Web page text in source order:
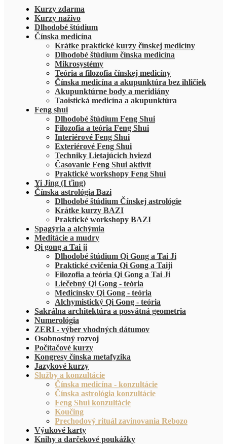
Kurzy zdarma
Kurzy naživo
Dlhodobé štúdium
Čínska medicína
Krátke praktické kurzy čínskej medicíny
Dlhodobé štúdium čínska medicína
Mikrosystémy
Teória a filozofia čínskej medicíny
Čínska medicína a akupunktúra bez ihličiek
Akupunktúrne body a meridiány
Taoistická medicína a akupunktúra
Feng shui
Dlhodobé štúdium Feng Shui
Filozofia a teória Feng Shui
Interiérové Feng Shui
Exteriérové Feng Shui
Techniky Lietajúcich hviezd
Časovanie Feng Shui aktivít
Praktické workshopy Feng Shui
Yi Jing (I ťing)
Čínska astrológia Bazi
Dlhodobé štúdium Čínskej astrológie
Krátke kurzy BAZI
Praktické workshopy BAZI
Spagýria a alchýmia
Meditácie a mudry
Qi gong a Tai ji
Dlhodobé štúdium Qi Gong a Tai Ji
Praktické cvičenia Qi Gong a Taiji
Filozofia a teória Qi Gong a Tai Ji
Liečebný Qi Gong - teória
Medicínsky Qi Gong - teória
Alchymistický Qi Gong - teória
Sakrálna architektúra a posvätná geometria
Numerológia
ZERI - výber vhodných dátumov
Osobnostný rozvoj
Počítačové kurzy
Kongresy čínska metafyzika
Jazykové kurzy
Služby a konzultácie
Čínska medicína - konzultácie
Čínska astrológia konzultácie
Feng Shui konzultácie
Koučing
Prechodový rituál zavinovania Rebozo
Výukové karty
Knihy a darčekové poukážky